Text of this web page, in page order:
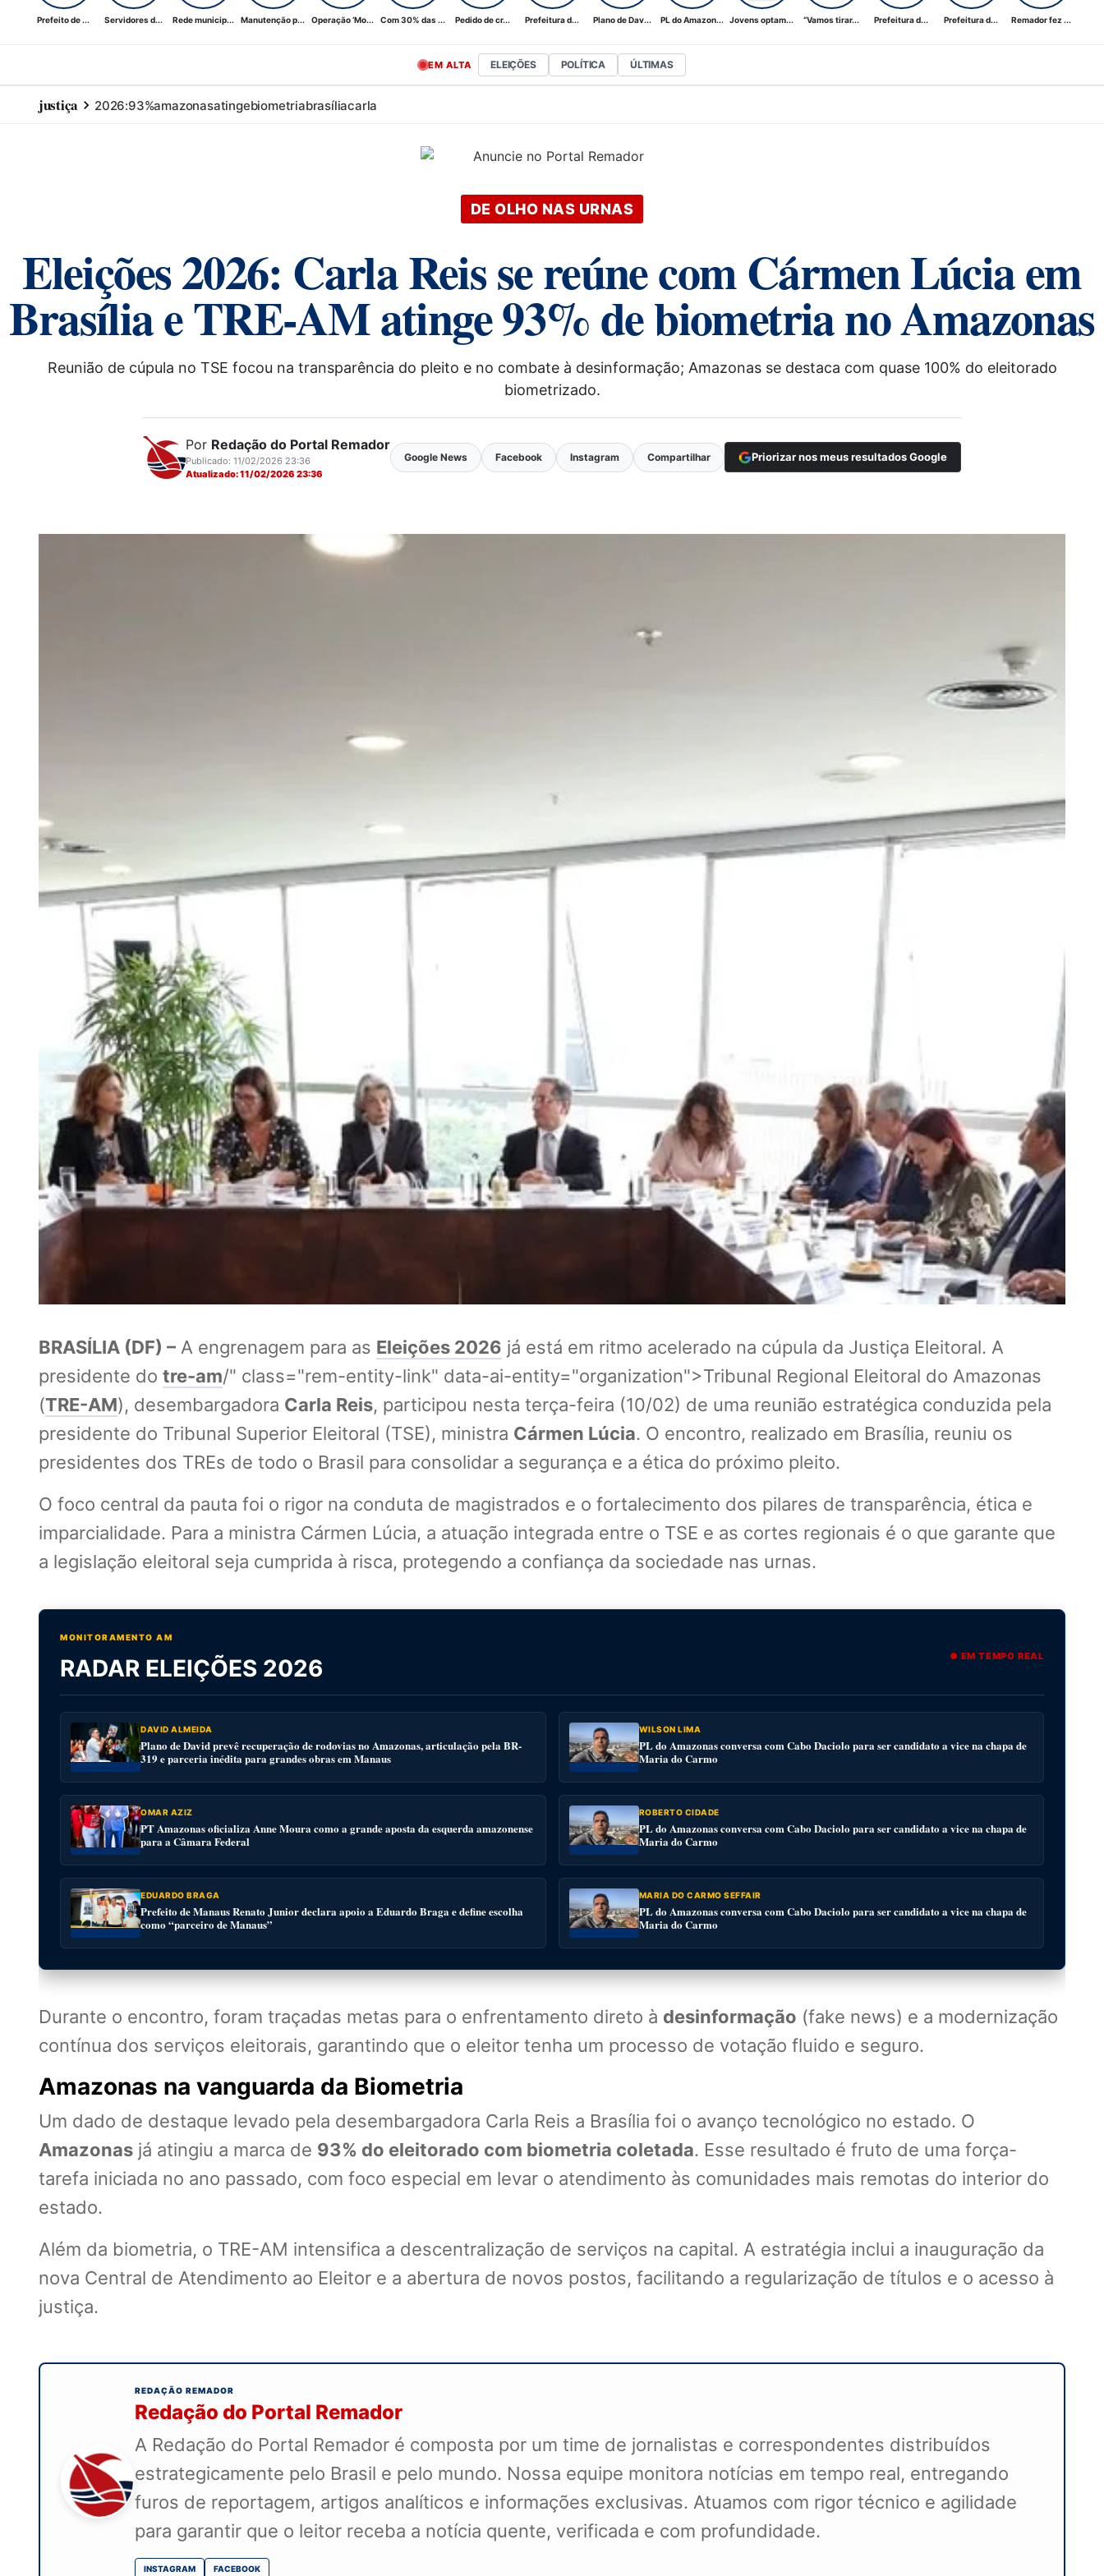
Prefeito de ... Servidores d... Rede municip... Manutenção p... Operação ‘Mo... Com 30% das ... Pedido de cr... Prefeitura d... Plano de Dav... PL do Amazon... Jovens optam... “Vamos tirar... Prefeitura d... Prefeitura d... Remador fez ...
EM ALTA ELEIÇÕES POLÍTICA ÚLTIMAS
justiça 2026:93%amazonasatingebiometriabrasíliacarla
DE OLHO NAS URNAS
Eleições 2026: Carla Reis se reúne com Cármen Lúcia em
Brasília e TRE-AM atinge 93% de biometria no Amazonas
Reunião de cúpula no TSE focou na transparência do pleito e no combate à desinformação; Amazonas se destaca com quase 100% do eleitorado
biometrizado.
Por Redação do Portal Remador
Publicado: 11/02/2026 23:36
Atualizado: 11/02/2026 23:36
Google News Facebook Instagram Compartilhar Priorizar nos meus resultados Google
BRASÍLIA (DF) – A engrenagem para as Eleições 2026 já está em ritmo acelerado na cúpula da Justiça Eleitoral. A
presidente do tre-am/" class="rem-entity-link" data-ai-entity="organization">Tribunal Regional Eleitoral do Amazonas
(TRE-AM), desembargadora Carla Reis, participou nesta terça-feira (10/02) de uma reunião estratégica conduzida pela
presidente do Tribunal Superior Eleitoral (TSE), ministra Cármen Lúcia. O encontro, realizado em Brasília, reuniu os
presidentes dos TREs de todo o Brasil para consolidar a segurança e a ética do próximo pleito.
O foco central da pauta foi o rigor na conduta de magistrados e o fortalecimento dos pilares de transparência, ética e
imparcialidade. Para a ministra Cármen Lúcia, a atuação integrada entre o TSE e as cortes regionais é o que garante que
a legislação eleitoral seja cumprida à risca, protegendo a confiança da sociedade nas urnas.
MONITORAMENTO AM
RADAR ELEIÇÕES 2026 ● EM TEMPO REAL
DAVID ALMEIDA
Plano de David prevê recuperação de rodovias no Amazonas, articulação pela BR-
319 e parceria inédita para grandes obras em Manaus
WILSON LIMA
PL do Amazonas conversa com Cabo Daciolo para ser candidato a vice na chapa de
Maria do Carmo
OMAR AZIZ
PT Amazonas oficializa Anne Moura como a grande aposta da esquerda amazonense
para a Câmara Federal
ROBERTO CIDADE
PL do Amazonas conversa com Cabo Daciolo para ser candidato a vice na chapa de
Maria do Carmo
EDUARDO BRAGA
Prefeito de Manaus Renato Junior declara apoio a Eduardo Braga e define escolha
como “parceiro de Manaus”
MARIA DO CARMO SEFFAIR
PL do Amazonas conversa com Cabo Daciolo para ser candidato a vice na chapa de
Maria do Carmo
Durante o encontro, foram traçadas metas para o enfrentamento direto à desinformação (fake news) e a modernização
contínua dos serviços eleitorais, garantindo que o eleitor tenha um processo de votação fluido e seguro.
Amazonas na vanguarda da Biometria
Um dado de destaque levado pela desembargadora Carla Reis a Brasília foi o avanço tecnológico no estado. O
Amazonas já atingiu a marca de 93% do eleitorado com biometria coletada. Esse resultado é fruto de uma força-
tarefa iniciada no ano passado, com foco especial em levar o atendimento às comunidades mais remotas do interior do
estado.
Além da biometria, o TRE-AM intensifica a descentralização de serviços na capital. A estratégia inclui a inauguração da
nova Central de Atendimento ao Eleitor e a abertura de novos postos, facilitando a regularização de títulos e o acesso à
justiça.
REDAÇÃO REMADOR
Redação do Portal Remador
A Redação do Portal Remador é composta por um time de jornalistas e correspondentes distribuídos
estrategicamente pelo Brasil e pelo mundo. Nossa equipe monitora notícias em tempo real, entregando
furos de reportagem, artigos analíticos e informações exclusivas. Atuamos com rigor técnico e agilidade
para garantir que o leitor receba a notícia quente, verificada e com profundidade.
INSTAGRAM FACEBOOK